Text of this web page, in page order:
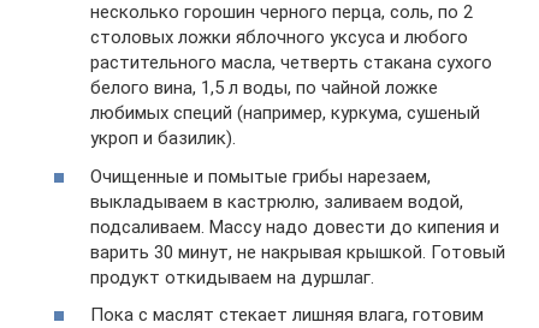
несколько горошин черного перца, соль, по 2
столовых ложки яблочного уксуса и любого
растительного масла, четверть стакана сухого
белого вина, 1,5 л воды, по чайной ложке
любимых специй (например, куркума, сушеный
укроп и базилик).
Очищенные и помытые грибы нарезаем,
выкладываем в кастрюлю, заливаем водой,
подсаливаем. Массу надо довести до кипения и
варить 30 минут, не накрывая крышкой. Готовый
продукт откидываем на дуршлаг.
Пока с маслят стекает лишняя влага, готовим